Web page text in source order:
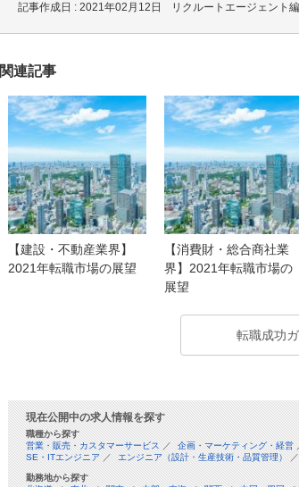
記事作成日 : 2021年02月12日 リクルートエージェント
関連記事
【建設・不動産業界】
2021年転職市場の展望
【消費財・総合商社業
界】2021年転職市場の
展望
転職成功
現在公開中の求人情報を探す
職種から探す
営業・販売・カスタマーサービス
／ 企画・マーケティング・経営
SE・ITエンジニア ／ エンジニア（設計・生産技術・品質管理） ／
勤務地から探す